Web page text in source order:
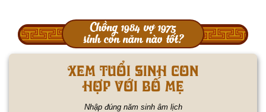
Chồng 1984 vợ 1975
sinh con năm nào tốt?
XEM TUỔI SINH CON
HỢP VỚI BỐ MẸ
Nhập đúng năm sinh âm lịch